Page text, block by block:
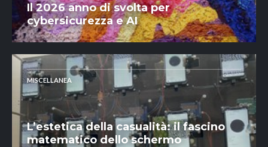
Il 2026 anno di svolta per
cybersicurezza e AI
MISCELLANEA
L’estetica della casualità: il fascino
matematico dello schermo